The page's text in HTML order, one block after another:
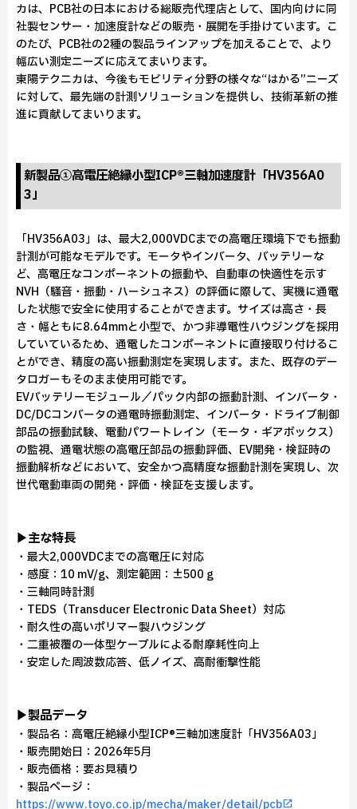
カは、PCB社の日本における総販売代理店として、国内向けに同
社製センサー・加速度計などの販売・展開を手掛けています。こ
のたび、PCB社の2種の製品ラインアップを加えることで、より
幅広い測定ニーズに応えてまいります。
東陽テクニカは、今後もモビリティ分野の様々な“はかる”ニーズ
に対して、最先端の計測ソリューションを提供し、技術革新の推
進に貢献してまいります。
新製品①高電圧絶縁小型ICP®三軸加速度計「HV356A0
3」
「HV356A03」は、最大2,000VDCまでの高電圧環境下でも振動
計測が可能なモデルです。モータやインバータ、バッテリーな
ど、高電圧なコンポーネントの振動や、自動車の快適性を示す
NVH（騒音・振動・ハーシュネス）の評価に際して、実機に通電
した状態で安全に使用することができます。サイズは高さ・長
さ・幅ともに8.64mmと小型で、かつ非導電性ハウジングを採用
していているため、通電したコンポーネントに直接取り付けるこ
とができ、精度の高い振動測定を実現します。また、既存のデー
タロガーもそのまま使用可能です。
EVバッテリーモジュール／パック内部の振動計測、インバータ・
DC/DCコンバータの通電時振動測定、インバータ・ドライブ制御
部品の振動試験、電動パワートレイン（モータ・ギアボックス）
の監視、通電状態の高電圧部品の振動評価、EV開発・検証時の
振動解析などにおいて、安全かつ高精度な振動計測を実現し、次
世代電動車両の開発・評価・検証を支援します。
▶主な特長
・最大2,000VDCまでの高電圧に対応
・感度：10 mV/g、測定範囲：±500 g
・三軸同時計測
・TEDS（Transducer Electronic Data Sheet）対応
・耐久性の高いポリマー製ハウジング
・二重被覆の一体型ケーブルによる耐摩耗性向上
・安定した周波数応答、低ノイズ、高耐衝撃性能
▶製品データ
・製品名：高電圧絶縁小型ICP®三軸加速度計「HV356A03」
・販売開始日：2026年5月
・販売価格：要お見積り
・製品ページ：
https://www.toyo.co.jp/mecha/maker/detail/pcb